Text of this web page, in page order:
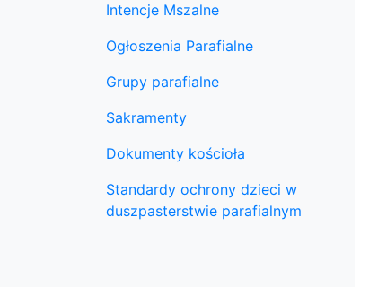
Intencje Mszalne
Ogłoszenia Parafialne
Grupy parafialne
Sakramenty
Dokumenty kościoła
Standardy ochrony dzieci w
duszpasterstwie parafialnym